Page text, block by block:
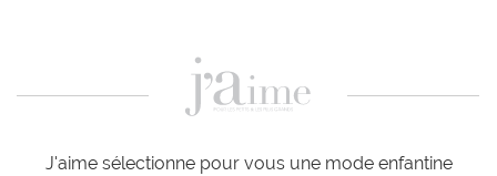
J'aime sélectionne pour vous une mode enfantine